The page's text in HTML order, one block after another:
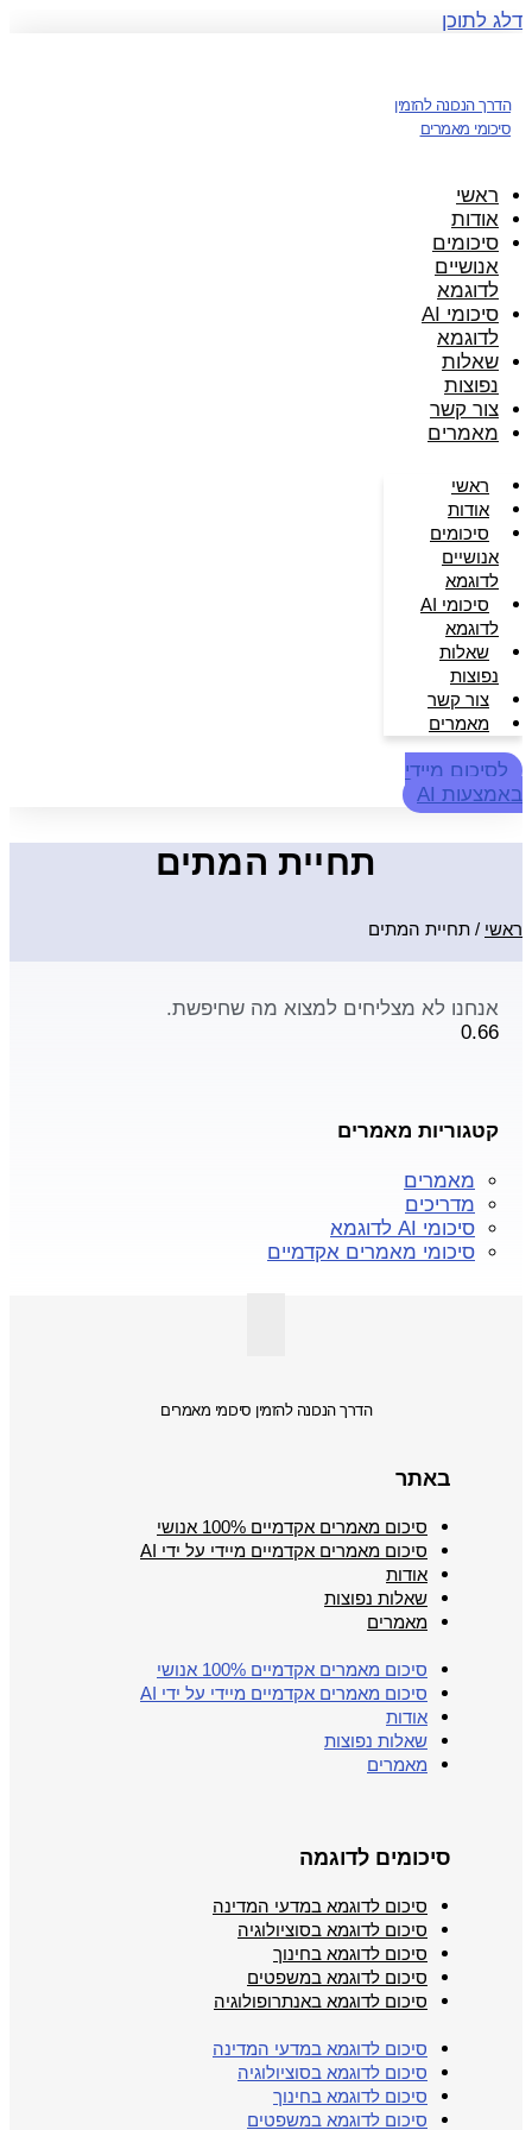
דלג לתוכן
הדרך הנכונה להזמין
סיכומי מאמרים
ראשי
אודות
סיכומים
אנושיים
לדוגמא
סיכומי AI
לדוגמא
שאלות
נפוצות
צור קשר
מאמרים
ראשי
אודות
סיכומים
אנושיים
לדוגמא
סיכומי AI
לדוגמא
שאלות
נפוצות
צור קשר
מאמרים
לסיכום מיידי
באמצעות AI
תחיית המתים
ראשי / תחיית המתים
אנחנו לא מצליחים למצוא מה שחיפשת.
קטגוריות מאמרים
מאמרים
מדריכים
סיכומי AI לדוגמא
סיכומי מאמרים אקדמיים
הדרך הנכונה להזמין סיכומי מאמרים
באתר
סיכום מאמרים אקדמיים 100% אנושי
סיכום מאמרים אקדמיים מיידי על ידי AI
אודות
שאלות נפוצות
מאמרים
סיכום מאמרים אקדמיים 100% אנושי
סיכום מאמרים אקדמיים מיידי על ידי AI
אודות
שאלות נפוצות
מאמרים
סיכומים לדוגמה
סיכום לדוגמא במדעי המדינה
סיכום לדוגמא בסוציולוגיה
סיכום לדוגמא בחינוך
סיכום לדוגמא במשפטים
סיכום לדוגמא באנתרופולוגיה
סיכום לדוגמא במדעי המדינה
סיכום לדוגמא בסוציולוגיה
סיכום לדוגמא בחינוך
סיכום לדוגמא במשפטים